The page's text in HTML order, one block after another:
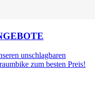
unschlagbaren
zum besten Preis!